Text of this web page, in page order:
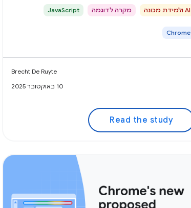
AI ולמידת מכונה מקרה לדוגמה JavaScript
Chrome
Brecht De Ruyte
10 באוקטובר 2025
Read the study